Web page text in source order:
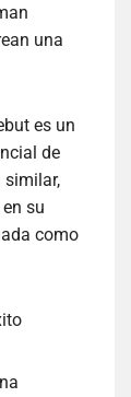
una
es un
de
similar,
su
como